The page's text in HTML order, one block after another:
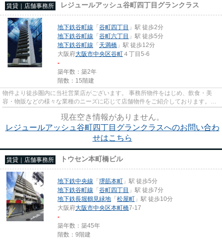
賃貸｜店舗事務所 レジュールアッシュ谷町四丁目グランクラス
地下鉄谷町線 「谷町四丁目 」駅 徒歩2分
地下鉄谷町線 「谷町六丁目 」駅 徒歩5分
地下鉄谷町線 「天満橋 」駅 徒歩12分
大阪府大阪市中央区谷町 ４丁目5-6
-
築年数：築2年
階数：15階建
物件より徒歩圏内に当社営業店がございます。 事務所物件をはじめ、飲食・美
容・物販などの様々な業種のニーズに応じて店舗物件をご紹介しております。
尚、弊社ではおとり広告は一切...
現在空き情報がありません。
レジュールアッシュ谷町四丁目グランクラスへのお問い合わ
せはこちら
賃貸｜店舗事務所 トウセン本町橋ビル
地下鉄中央線 「堺筋本町 」駅 徒歩5分
地下鉄谷町線 「谷町四丁目 」駅 徒歩7分
地下鉄長堀鶴見緑地 「松屋町 」駅 徒歩10分
大阪府大阪市中央区本町橋7-17
-
築年数：築45年
階数：9階建